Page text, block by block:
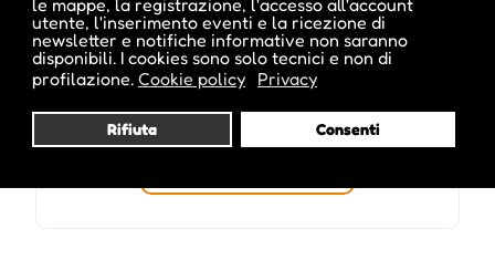
le mappe, la registrazione, l'accesso all'account
utente, l'inserimento eventi e la ricezione di
newsletter e notifiche informative non saranno
disponibili. I cookies sono solo tecnici e non di
profilazione. Cookie policy Privacy
Rifiuta Consenti